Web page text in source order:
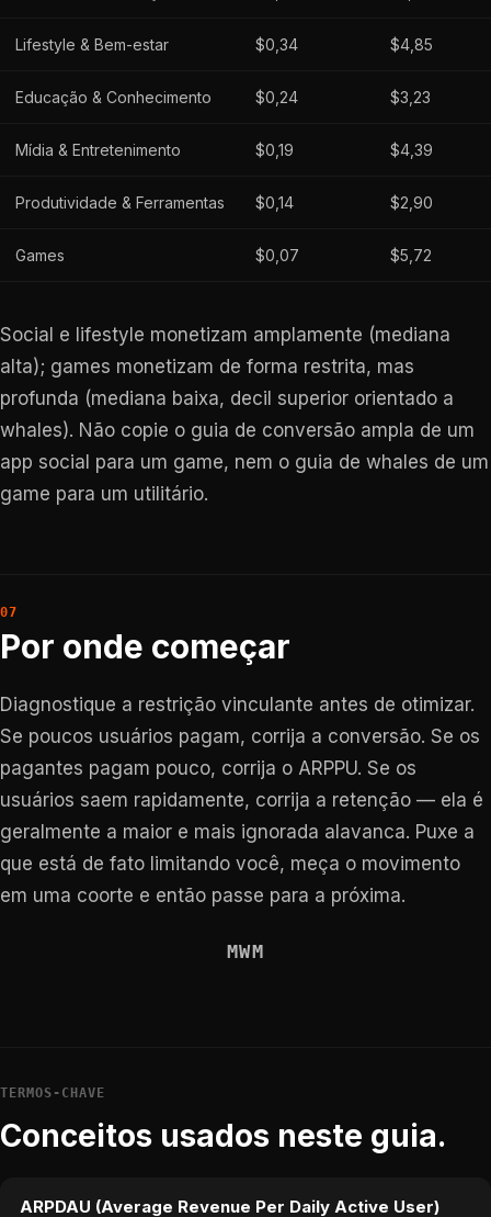
Lifestyle & Bem-estar $0,34 $4,85
Educação & Conhecimento $0,24 $3,23
Mídia & Entretenimento $0,19 $4,39
Produtividade & Ferramentas $0,14 $2,90
Games $0,07 $5,72
Social e lifestyle monetizam amplamente (mediana
alta); games monetizam de forma restrita, mas
profunda (mediana baixa, decil superior orientado a
whales). Não copie o guia de conversão ampla de um
app social para um game, nem o guia de whales de um
game para um utilitário.
Por onde começar
Diagnostique a restrição vinculante antes de otimizar.
Se poucos usuários pagam, corrija a conversão. Se os
pagantes pagam pouco, corrija o ARPPU. Se os
usuários saem rapidamente, corrija a retenção — ela é
geralmente a maior e mais ignorada alavanca. Puxe a
que está de fato limitando você, meça o movimento
em uma coorte e então passe para a próxima.
MWM
TERMOS-CHAVE
Conceitos usados neste guia.
ARPDAU (Average Revenue Per Daily Active User)